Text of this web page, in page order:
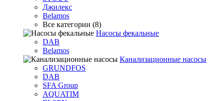
Джилекс
Belamos
Все категории (8)
Насосы фекальные
DAB
Belamos
Канализационные насосы
GRUNDFOS
DAB
SFA Group
AQUATIM